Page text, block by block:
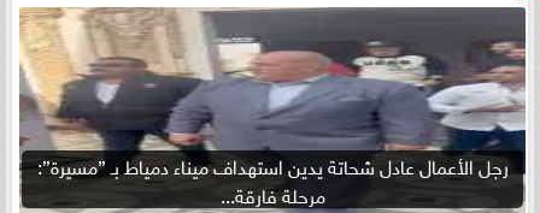
رجل الأعمال عادل شحاتة يدين استهداف ميناء دمياط بـ ”مسيرة”:
مرحلة فارقة...